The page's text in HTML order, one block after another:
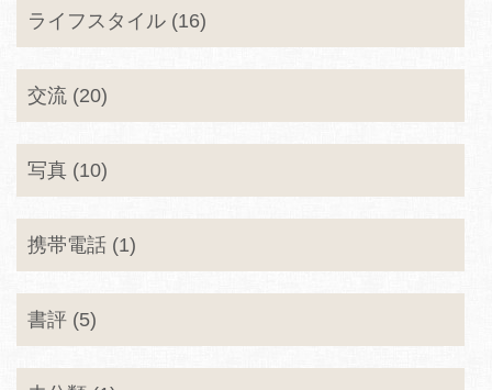
ライフスタイル (16)
交流 (20)
写真 (10)
携帯電話 (1)
書評 (5)